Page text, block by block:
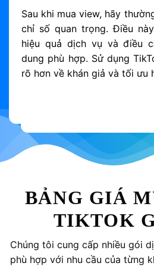
Sau khi mua view, hãy
chỉ số quan trọng. Điều
hiệu quả dịch vụ và điều
dung phù hợp. Sử dụng
rõ hơn về khán giả và tối ưu
BẢNG GIÁ
TIKTOK
Chúng tôi cung cấp nhiều gói
phù hợp với nhu cầu của từng